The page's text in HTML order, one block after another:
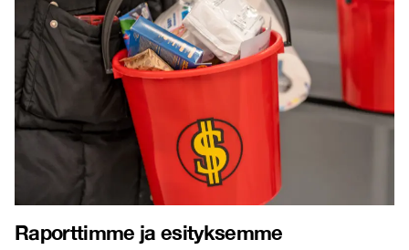
Raporttimme ja esityksemme